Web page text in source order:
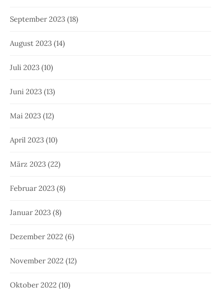
September 2023 (18)
August 2023 (14)
Juli 2023 (10)
Juni 2023 (13)
Mai 2023 (12)
April 2023 (10)
März 2023 (22)
Februar 2023 (8)
Januar 2023 (8)
Dezember 2022 (6)
November 2022 (12)
Oktober 2022 (10)